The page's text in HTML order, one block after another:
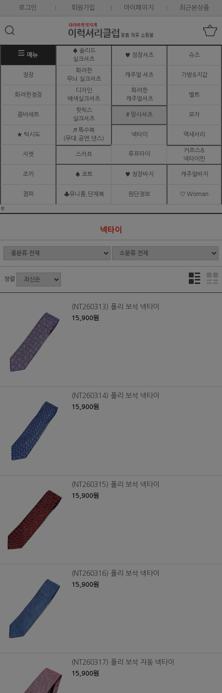
로그인 회원가입 마이페이지 최근본상품
메뉴
♠ 솔리드
실크셔츠
♥ 정장셔츠 슈즈
정장
화려한
무늬 실크셔츠
캐주얼 셔츠 가방&지갑
화려한정장
디자인
배색실크셔츠
화려한
캐주얼셔츠
벨트
콤비세트
핫픽스
실크셔츠
# 망사셔츠 모자
★ 턱시도
♬ 특수복
(무대.공연,댄스)
넥타이 액세서리
자켓 스카프 루프타이
커프스&
넥타이핀
조끼 ♠ 코트 ♥ 정장바지 캐주얼바지
점퍼 ♣유니폼,단체복 원단정보 ♡ Woman
ㅌ
넥타이
정렬
(NT260313) 폴리 보석 넥타이
15,900원
(NT260314) 폴리 보석 넥타이
15,900원
(NT260315) 폴리 보석 넥타이
15,900원
(NT260316) 폴리 보석 넥타이
15,900원
(NT260317) 폴리 보석 자동 넥타이
15,900원